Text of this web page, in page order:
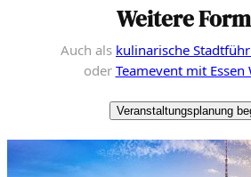
Weitere
Auch als kulinarische
oder Teamevent mit Essen
Veranstaltungsplanung